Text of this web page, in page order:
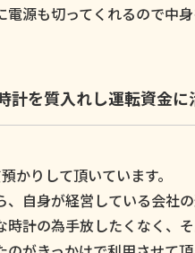
電源も切ってくれるので中
計を質入れし運転資金に
かりして頂いています。
、自身が経営している会社
時計の為手放したくなく、